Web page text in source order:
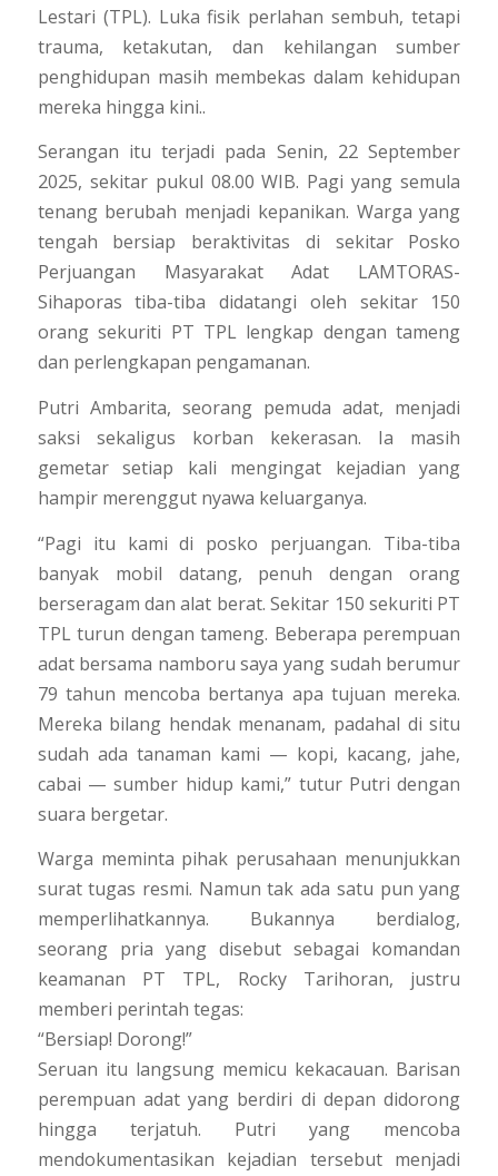
Lestari (TPL). Luka fisik perlahan sembuh, tetapi
trauma, ketakutan, dan kehilangan sumber
penghidupan masih membekas dalam kehidupan
mereka hingga kini..
Serangan itu terjadi pada Senin, 22 September
2025, sekitar pukul 08.00 WIB. Pagi yang semula
tenang berubah menjadi kepanikan. Warga yang
tengah bersiap beraktivitas di sekitar Posko
Perjuangan Masyarakat Adat LAMTORAS-
Sihaporas tiba-tiba didatangi oleh sekitar 150
orang sekuriti PT TPL lengkap dengan tameng
dan perlengkapan pengamanan.
Putri Ambarita, seorang pemuda adat, menjadi
saksi sekaligus korban kekerasan. Ia masih
gemetar setiap kali mengingat kejadian yang
hampir merenggut nyawa keluarganya.
“Pagi itu kami di posko perjuangan. Tiba-tiba
banyak mobil datang, penuh dengan orang
berseragam dan alat berat. Sekitar 150 sekuriti PT
TPL turun dengan tameng. Beberapa perempuan
adat bersama namboru saya yang sudah berumur
79 tahun mencoba bertanya apa tujuan mereka.
Mereka bilang hendak menanam, padahal di situ
sudah ada tanaman kami — kopi, kacang, jahe,
cabai — sumber hidup kami,” tutur Putri dengan
suara bergetar.
Warga meminta pihak perusahaan menunjukkan
surat tugas resmi. Namun tak ada satu pun yang
memperlihatkannya. Bukannya berdialog,
seorang pria yang disebut sebagai komandan
keamanan PT TPL, Rocky Tarihoran, justru
memberi perintah tegas:
“Bersiap! Dorong!”
Seruan itu langsung memicu kekacauan. Barisan
perempuan adat yang berdiri di depan didorong
hingga terjatuh. Putri yang mencoba
mendokumentasikan kejadian tersebut menjadi